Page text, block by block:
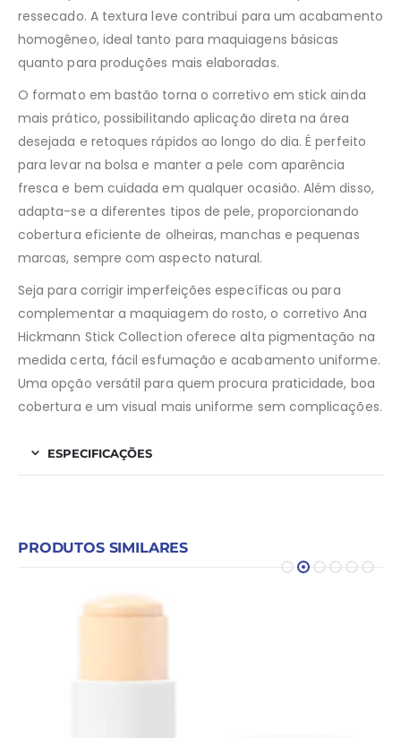
ressecado. A textura leve contribui para um acabamento
homogêneo, ideal tanto para maquiagens básicas
quanto para produções mais elaboradas.
O formato em bastão torna o corretivo em stick ainda
mais prático, possibilitando aplicação direta na área
desejada e retoques rápidos ao longo do dia. É perfeito
para levar na bolsa e manter a pele com aparência
fresca e bem cuidada em qualquer ocasião. Além disso,
adapta-se a diferentes tipos de pele, proporcionando
cobertura eficiente de olheiras, manchas e pequenas
marcas, sempre com aspecto natural.
Seja para corrigir imperfeições específicas ou para
complementar a maquiagem do rosto, o corretivo Ana
Hickmann Stick Collection oferece alta pigmentação na
medida certa, fácil esfumação e acabamento uniforme.
Uma opção versátil para quem procura praticidade, boa
cobertura e um visual mais uniforme sem complicações.
ESPECIFICAÇÕES
PRODUTOS SIMILARES